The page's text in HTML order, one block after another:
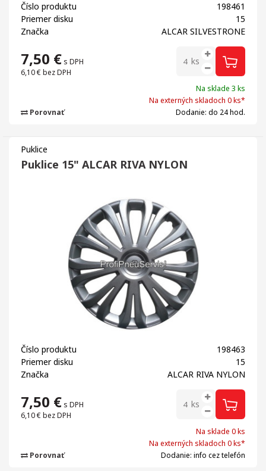
Číslo produktu
198461
Priemer disku
15
Značka
ALCAR SILVESTRONE
7,50 € s DPH
6,10 € bez DPH
ks
Na sklade 3 ks
Na externých skladoch 0 ks*
Dodanie: do 24 hod.
Porovnať
Puklice
Puklice 15" ALCAR RIVA NYLON
Číslo produktu
198463
Priemer disku
15
Značka
ALCAR RIVA NYLON
7,50 € s DPH
6,10 € bez DPH
ks
Na sklade 0 ks
Na externých skladoch 0 ks*
Dodanie: info cez telefón
Porovnať